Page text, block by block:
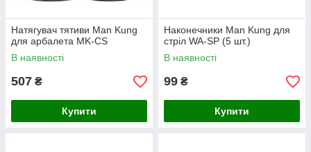
Натягувач тятиви Man Kung
для арбалета MK-CS
В наявності
507 ₴
Купити
Наконечники Man Kung для
стріл WA-SP (5 шт.)
В наявності
99 ₴
Купити